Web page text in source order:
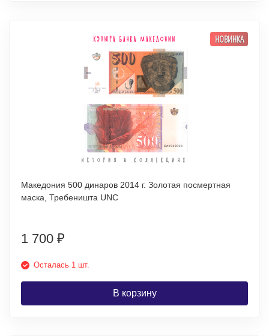
НОВИНКА
Македония 500 динаров 2014 г. Золотая посмертная
маска, Требеништа UNC
1 700 ₽
Осталась 1 шт.
В корзину